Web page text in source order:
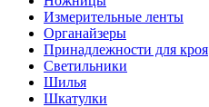
Измерительные ленты
Органайзеры
Принадлежности для кроя
Светильники
Шилья
Шкатулки